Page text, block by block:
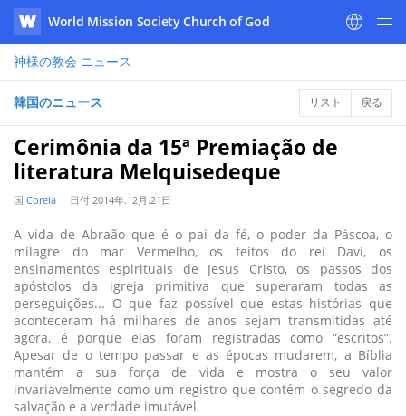
WATV
World Mission Society Church of God
神様の教会 ニュース
韓国のニュース リスト 戻る
Cerimônia da 15ª Premiação de
literatura Melquisedeque
国 Coreia 日付 2014年.12月.21日
A vida de Abraão que é o pai da fé, o poder da Páscoa, o
milagre do mar Vermelho, os feitos do rei Davi, os
ensinamentos espirituais de Jesus Cristo, os passos dos
apóstolos da igreja primitiva que superaram todas as
perseguições... O que faz possível que estas histórias que
aconteceram há milhares de anos sejam transmitidas até
agora, é porque elas foram registradas como “escritos”.
Apesar de o tempo passar e as épocas mudarem, a Bíblia
mantém a sua força de vida e mostra o seu valor
invariavelmente como um registro que contém o segredo da
salvação e a verdade imutável.